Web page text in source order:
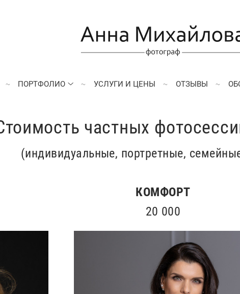
ПОРТФОЛИО УСЛУГИ И ЦЕНЫ ОТЗЫВЫ
частных
(индивидуальные, портретные,
КОМФОРТ
20 000